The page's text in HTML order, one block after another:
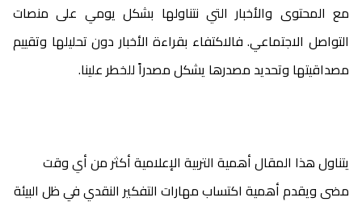
مع المحتوى والأخبار التي نتناولها بشكل يومي على منصات
التواصل الاجتماعي. فالاكتفاء بقراءة الأخبار دون تحليلها وتقييم
مصداقيتها وتحديد مصدرها يشكل مصدراً للخطر علينا.
يتناول هذا المقال أهمية التربية الإعلامية أكثر من أي وقت
مضى ويقدم أهمية اكتساب مهارات التفكير النقدي في ظل البيئة